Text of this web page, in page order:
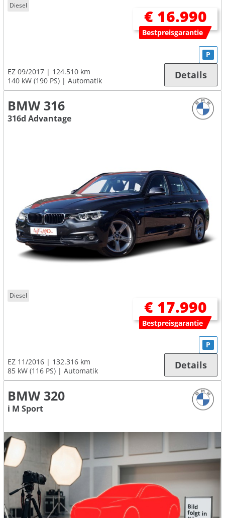
Diesel
€ 16.990
Bestpreisgarantie
EZ 09/2017
124.510 km
140 kW (190 PS)
Automatik
P
Details
BMW 316
316d Advantage
Diesel
€ 17.990
Bestpreisgarantie
EZ 11/2016
132.316 km
85 kW (116 PS)
Automatik
P
Details
BMW 320
i M Sport